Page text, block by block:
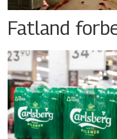
Fatland